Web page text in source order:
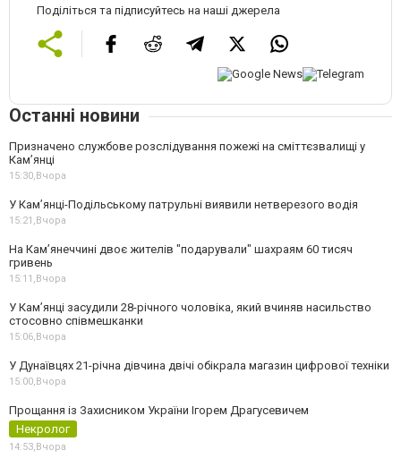
Поділіться та підписуйтесь на наші джерела
Останні новини
Призначено службове розслідування пожежі на сміттєзвалищі у
Кам’янці
15:30,Вчора
У Кам’янці-Подільському патрульні виявили нетверезого водія
15:21,Вчора
На Камʼянеччині двоє жителів "подарували" шахраям 60 тисяч
гривень
15:11,Вчора
У Камʼянці засудили 28-річного чоловіка, який вчиняв насильство
стосовно співмешканки
15:06,Вчора
У Дунаївцях 21-річна дівчина двічі обікрала магазин цифрової техніки
15:00,Вчора
Прощання із Захисником України Ігорем Драгусевичем
Некролог
14:53,Вчора